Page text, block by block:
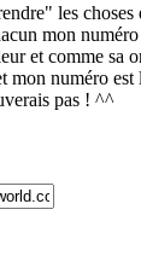
les
mon
et comme sa
mon numéro
pas ! ^^